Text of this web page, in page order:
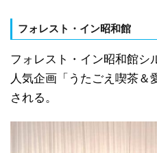
フォレスト・イン昭和館
フォレスト・イン昭和館シ
人気企画「うたごえ喫茶＆
される。